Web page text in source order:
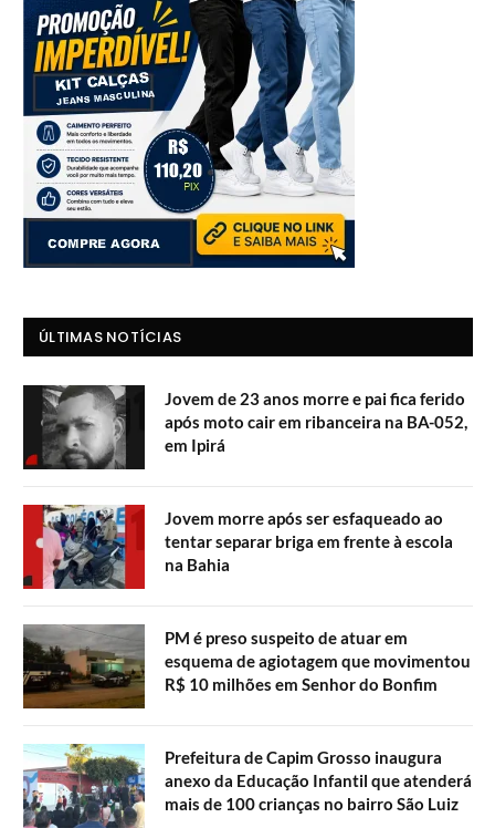
ÚLTIMAS NOTÍCIAS
Jovem de 23 anos morre e pai fica ferido
após moto cair em ribanceira na BA-052,
em Ipirá
Jovem morre após ser esfaqueado ao
tentar separar briga em frente à escola
na Bahia
PM é preso suspeito de atuar em
esquema de agiotagem que movimentou
R$ 10 milhões em Senhor do Bonfim
Prefeitura de Capim Grosso inaugura
anexo da Educação Infantil que atenderá
mais de 100 crianças no bairro São Luiz